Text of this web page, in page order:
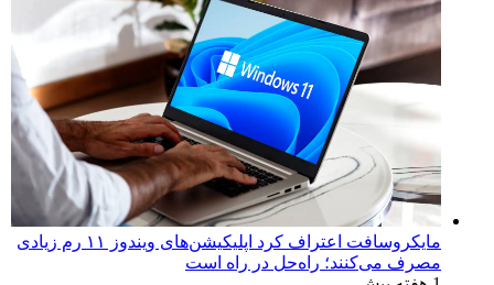
آخرین اخبار